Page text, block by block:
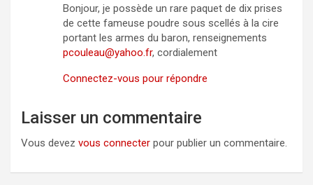
Bonjour, je possède un rare paquet de dix prises
de cette fameuse poudre sous scellés à la cire
portant les armes du baron, renseignements
pcouleau@yahoo.fr, cordialement
Connectez-vous pour répondre
Laisser un commentaire
Vous devez vous connecter pour publier un commentaire.